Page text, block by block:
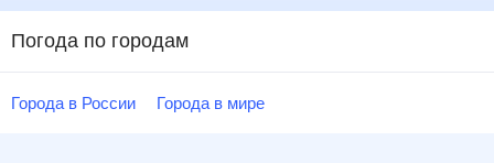
Погода по городам
Города в России Города в мире